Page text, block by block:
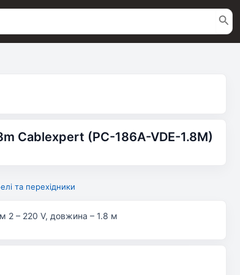
Cablexpert (PC-186A-VDE-1.8M)
та перехідники
2 – 220 V, довжина – 1.8 м